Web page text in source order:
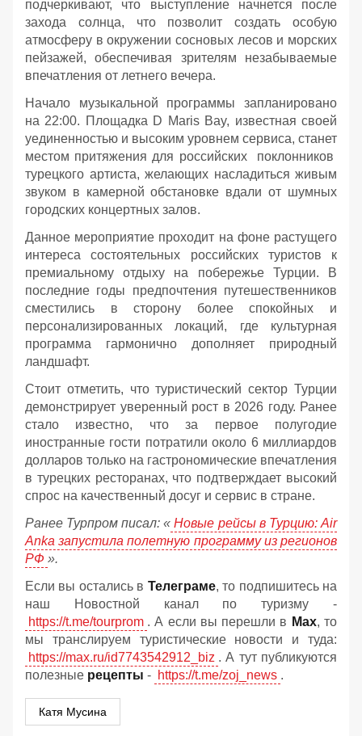
подчеркивают, что выступление начнется после
захода солнца, что позволит создать особую
атмосферу в окружении сосновых лесов и морских
пейзажей, обеспечивая зрителям незабываемые
впечатления от летнего вечера.
Начало музыкальной программы запланировано
на 22:00. Площадка D Maris Bay, известная своей
уединенностью и высоким уровнем сервиса, станет
местом притяжения для российских поклонников
турецкого артиста, желающих насладиться живым
звуком в камерной обстановке вдали от шумных
городских концертных залов.
Данное мероприятие проходит на фоне растущего
интереса состоятельных российских туристов к
премиальному отдыху на побережье Турции. В
последние годы предпочтения путешественников
сместились в сторону более спокойных и
персонализированных локаций, где культурная
программа гармонично дополняет природный
ландшафт.
Стоит отметить, что туристический сектор Турции
демонстрирует уверенный рост в 2026 году. Ранее
стало известно, что за первое полугодие
иностранные гости потратили около 6 миллиардов
долларов только на гастрономические впечатления
в турецких ресторанах, что подтверждает высокий
спрос на качественный досуг и сервис в стране.
Ранее Турпром писал: « Новые рейсы в Турцию: Air
Anka запустила полетную программу из регионов
РФ ».
Если вы остались в Телеграме, то подпишитесь на
наш Новостной канал по туризму -
https://t.me/tourprom . А если вы перешли в Мах, то
мы транслируем туристические новости и туда:
https://max.ru/id7743542912_biz . А тут публикуются
полезные рецепты - https://t.me/zoj_news .
Катя Мусина